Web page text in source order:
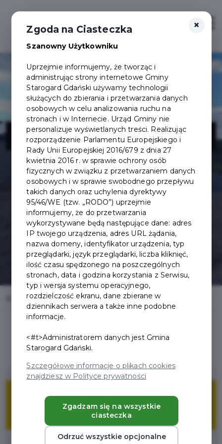
Salon Kapi
Home Oferty Salon Kapi
10%
ZNIŻKI
×
Zgoda na Ciasteczka
Szanowny Użytkowniku
Uprzejmie informujemy, że tworząc i
administrując strony internetowe Gminy
Starogard Gdański używamy technologii
służących do zbierania i przetwarzania danych
osobowych w celu analizowania ruchu na
stronach i w Internecie. Urząd Gminy nie
personalizuje wyświetlanych treści. Realizując
rozporządzenie Parlamentu Europejskiego i
Rady Unii Europejskiej 2016/679 z dnia 27
kwietnia 2016 r. w sprawie ochrony osób
fizycznych w związku z przetwarzaniem danych
osobowych i w sprawie swobodnego przepływu
takich danych oraz uchylenia dyrektywy
95/46/WE (tzw. „RODO”) uprzejmie
informujemy, że do przetwarzania
wykorzystywane będą następujące dane: adres
IP twojego urządzenia, adres URL żądania,
nazwa domeny, identyfikator urządzenia, typ
przeglądarki, język przeglądarki, liczba kliknięć,
ilość czasu spędzonego na poszczególnych
stronach, data i godzina korzystania z Serwisu,
typ i wersja systemu operacyjnego,
rozdzielczość ekranu, dane zbierane w
dziennikach serwera a także inne podobne
informacje.
<#t>Administratorem danych jest Gmina
Starogard Gdański.
Szczegółowe informacje o plikach cookies
znajdziesz w Polityce prywatności
Zgadzam się na wszystkie
ciasteczka
Odrzuć wszystkie opcjonalne